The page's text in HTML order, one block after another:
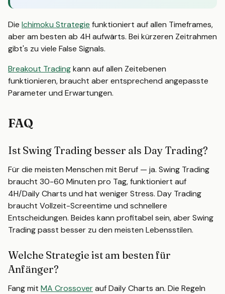
Die Ichimoku Strategie funktioniert auf allen Timeframes,
aber am besten ab 4H aufwärts. Bei kürzeren Zeitrahmen
gibt's zu viele False Signals.
Breakout Tradingkann auf allen Zeitebenen
funktionieren, braucht aber entsprechend angepasste
Parameter und Erwartungen.
FAQ
Ist Swing Trading besser als Day Trading?
Für die meisten Menschen mit Beruf — ja. Swing Trading
braucht 30-60 Minuten pro Tag, funktioniert auf
4H/Daily Charts und hat weniger Stress. Day Trading
braucht Vollzeit-Screentime und schnellere
Entscheidungen. Beides kann profitabel sein, aber Swing
Trading passt besser zu den meisten Lebensstilen.
Welche Strategie ist am besten für
Anfänger?
Fang mit MA Crossoverauf Daily Charts an. Die Regeln